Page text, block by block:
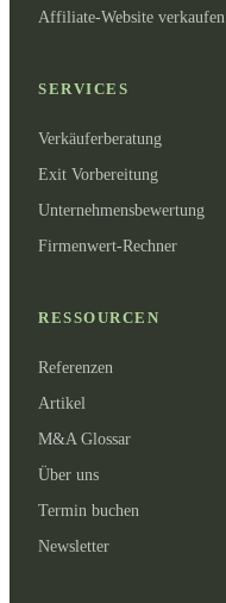
Affiliate-Website verkaufen
SERVICES
Verkäuferberatung
Exit Vorbereitung
Unternehmensbewertung
Firmenwert-Rechner
RESSOURCEN
Referenzen
Artikel
M&A Glossar
Über uns
Termin buchen
Newsletter